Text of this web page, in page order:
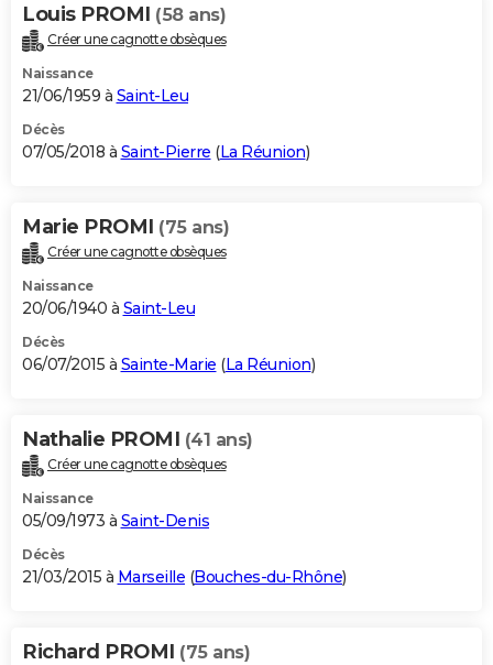
Louis PROMI (58 ans)
Créer une cagnotte obsèques
Naissance
21/06/1959 à Saint-Leu
Décès
07/05/2018 à Saint-Pierre (La Réunion)
Marie PROMI (75 ans)
Créer une cagnotte obsèques
Naissance
20/06/1940 à Saint-Leu
Décès
06/07/2015 à Sainte-Marie (La Réunion)
Nathalie PROMI (41 ans)
Créer une cagnotte obsèques
Naissance
05/09/1973 à Saint-Denis
Décès
21/03/2015 à Marseille (Bouches-du-Rhône)
Richard PROMI (75 ans)